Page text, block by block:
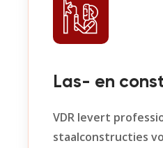
Las- en
VDR levert
staalconstructies